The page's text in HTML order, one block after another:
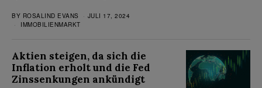
BY ROSALIND EVANS
JULI 17, 2024
IMMOBILIENMARKT
Aktien steigen, da sich die
Inflation erholt und die Fed
Zinssenkungen ankündigt